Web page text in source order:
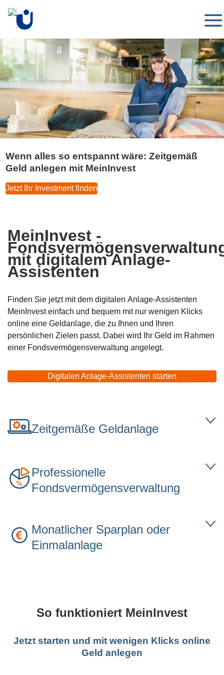
Wenn alles so entspannt wäre: Zeitgemäß
Geld anlegen mit MeinInvest
Jetzt Ihr Investment finden
MeinInvest -
mit digitalem Anlage-
Assistenten
Finden Sie jetzt mit dem digitalen Anlage-Assistenten
MeinInvest einfach und bequem mit nur wenigen Klicks
online eine Geldanlage, die zu Ihnen und Ihren
persönlichen Zielen passt. Dabei wird Ihr Geld im Rahmen
einer Fondsvermögensverwaltung angelegt.
Digitalen Anlage-Assistenten starten
Öffnet
einen
Zeitgemäße Geldanlage
Professionelle
Fondsvermögensverwaltung
Monatlicher Sparplan oder
Einmalanlage
So funktioniert MeinInvest
Jetzt starten und mit wenigen Klicks online
Geld anlegen